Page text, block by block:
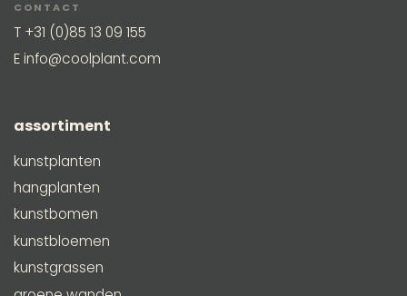
CONTACT
T +31 (0)85 13 09 155
Einfo@coolplant.com
assortiment
kunstplanten
hangplanten
kunstbomen
kunstbloemen
kunstgrassen